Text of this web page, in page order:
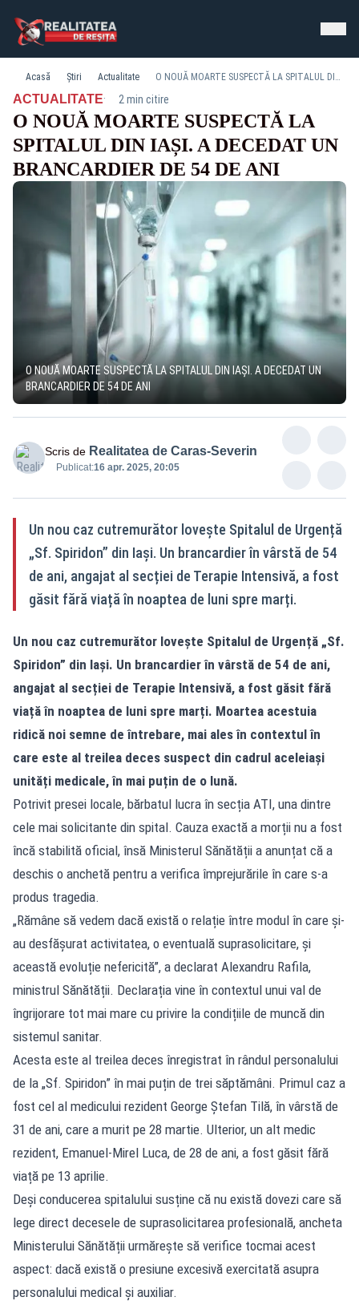
Acasă Știri Actualitate O NOUĂ MOARTE SUSPECTĂ LA SPITALUL DIN IAȘI. A DECEDAT UN BRANCARDIER DE 54 DE ANI
ACTUALITATE· 2 min citire
O NOUĂ MOARTE SUSPECTĂ LA
SPITALUL DIN IAȘI. A DECEDAT UN
BRANCARDIER DE 54 DE ANI
O NOUĂ MOARTE SUSPECTĂ LA SPITALUL DIN IAȘI. A DECEDAT UN
BRANCARDIER DE 54 DE ANI
Scris de Realitatea de Caras-Severin
Publicat:16 apr. 2025, 20:05
Un nou caz cutremurător lovește Spitalul de Urgență
„Sf. Spiridon” din Iași. Un brancardier în vârstă de 54
de ani, angajat al secției de Terapie Intensivă, a fost
găsit fără viață în noaptea de luni spre marți.
Un nou caz cutremurător lovește Spitalul de Urgență „Sf.
Spiridon” din Iași. Un brancardier în vârstă de 54 de ani,
angajat al secției de Terapie Intensivă, a fost găsit fără
viață în noaptea de luni spre marți. Moartea acestuia
ridică noi semne de întrebare, mai ales în contextul în
care este al treilea deces suspect din cadrul aceleiași
unități medicale, în mai puțin de o lună.
Potrivit presei locale, bărbatul lucra în secția ATI, una dintre
cele mai solicitante din spital. Cauza exactă a morții nu a fost
încă stabilită oficial, însă Ministerul Sănătății a anunțat că a
deschis o anchetă pentru a verifica împrejurările în care s-a
produs tragedia.
„Rămâne să vedem dacă există o relație între modul în care și-
au desfășurat activitatea, o eventuală suprasolicitare, și
această evoluție nefericită”, a declarat Alexandru Rafila,
ministrul Sănătății. Declarația vine în contextul unui val de
îngrijorare tot mai mare cu privire la condițiile de muncă din
sistemul sanitar.
Acesta este al treilea deces înregistrat în rândul personalului
de la „Sf. Spiridon” în mai puțin de trei săptămâni. Primul caz a
fost cel al medicului rezident George Ștefan Tilă, în vârstă de
31 de ani, care a murit pe 28 martie. Ulterior, un alt medic
rezident, Emanuel-Mirel Luca, de 28 de ani, a fost găsit fără
viață pe 13 aprilie.
Deși conducerea spitalului susține că nu există dovezi care să
lege direct decesele de suprasolicitarea profesională, ancheta
Ministerului Sănătății urmărește să verifice tocmai acest
aspect: dacă există o presiune excesivă exercitată asupra
personalului medical și auxiliar.